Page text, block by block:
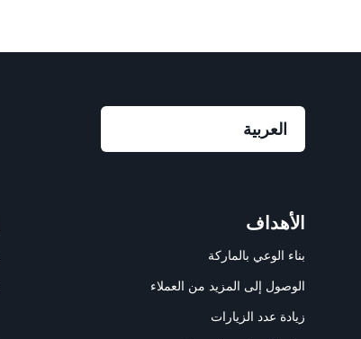
الأهداف
بناء الوعي بالماركة
الوصول إلى المزيد من العملاء
زيادة عدد الزيارات